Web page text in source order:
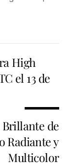
High
el 13 de
de
Radiante y
Multicolor